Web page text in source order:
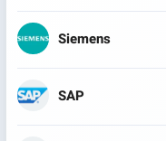
Siemens
SAP